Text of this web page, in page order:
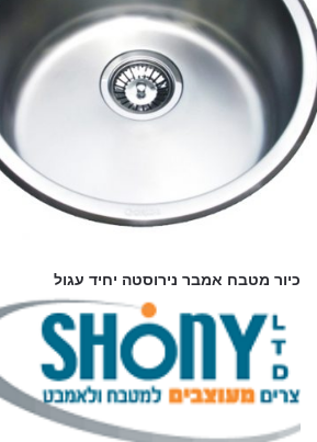
כיור מטבח אמבר נירוסטה יחיד עגול